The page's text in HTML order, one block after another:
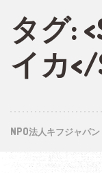
タグ:
イカ</
NPO法人キフジャパ